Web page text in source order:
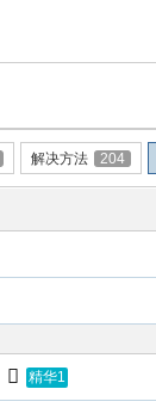
解决方法 204
精华1